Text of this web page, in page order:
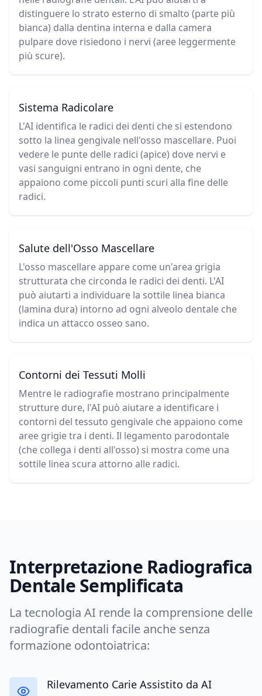
distinguere lo strato esterno di smalto (parte più
bianca) dalla dentina interna e dalla camera
pulpare dove risiedono i nervi (aree leggermente
più scure).
Sistema Radicolare
L'AI identifica le radici dei denti che si estendono
sotto la linea gengivale nell'osso mascellare. Puoi
vedere le punte delle radici (apice) dove nervi e
vasi sanguigni entrano in ogni dente, che
appaiono come piccoli punti scuri alla fine delle
radici.
Salute dell'Osso Mascellare
L'osso mascellare appare come un'area grigia
strutturata che circonda le radici dei denti. L'AI
può aiutarti a individuare la sottile linea bianca
(lamina dura) intorno ad ogni alveolo dentale che
indica un attacco osseo sano.
Contorni dei Tessuti Molli
Mentre le radiografie mostrano principalmente
strutture dure, l'AI può aiutare a identificare i
contorni del tessuto gengivale che appaiono come
aree grigie tra i denti. Il legamento parodontale
(che collega i denti all'osso) si mostra come una
sottile linea scura attorno alle radici.
Interpretazione Radiografica
Dentale Semplificata
La tecnologia AI rende la comprensione delle
radiografie dentali facile anche senza
formazione odontoiatrica:
Rilevamento Carie Assistito da AI